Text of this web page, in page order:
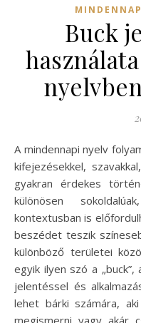
Buck
A mindennapi nyelv folyamatosan változik és gazdagodik új
kifejezésekkel,
gyakran érdekes
különösen
kontextusban is
beszédet teszik
különböző területei
egyik ilyen szó a
jelentéssel és
lehet bárki számára,
megismerni vagy akár